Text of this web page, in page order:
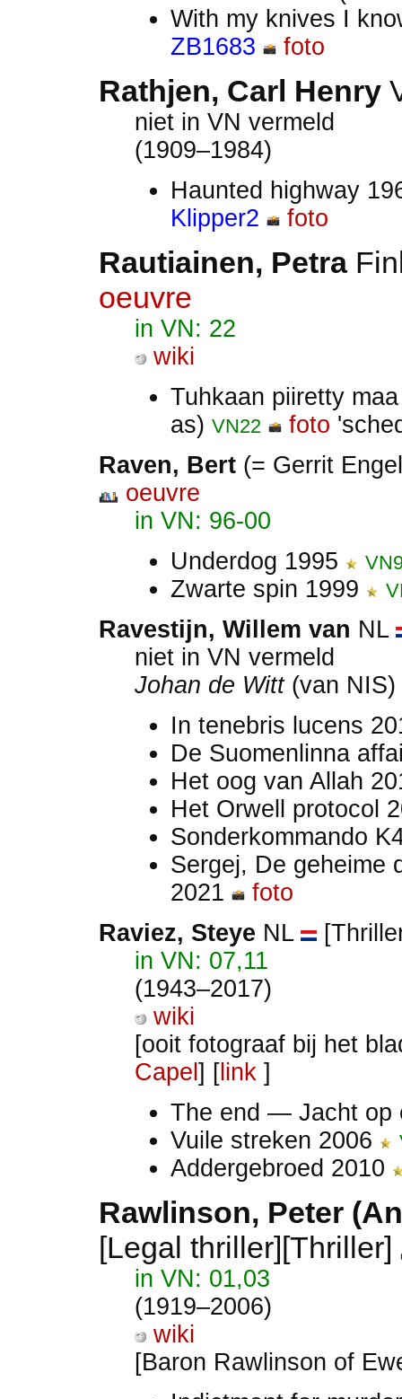
With my knives I
ZB1683
foto
Rathjen, Carl Henry
niet in VN vermeld
(1909–1984)
Haunted highway
Klipper2
foto
Rautiainen, Petra
oeuvre
in VN: 22
wiki
Tuhkaan piiretty
as) VN22 foto
Raven, Bert (= Gerrit
oeuvre
in VN: 96-00
Underdog 1995
Zwarte spin 1999
Ravestijn, Willem van NL
niet in VN vermeld
Johan de Witt(van NIS)
In tenebris lucens
De Suomenlinna
Het oog van Allah
Het Orwell protocol
Sonderkommando
Sergej, De geheime
2021
foto
Raviez, Steye NL
in VN: 07,11
(1943–2017)
wiki
[ooit fotograaf bij het
Capel ] [ link ]
The end — Jacht op
Vuile streken 2006
Addergebroed 2010
Rawlinson, Peter
[Legal thriller][Thriller]
in VN: 01,03
(1919–2006)
wiki
[Baron Rawlinson of